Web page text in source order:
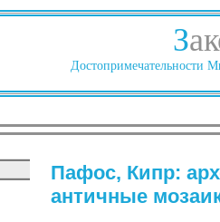
З
Достопримечательности
Пафос, Кипр:
античные